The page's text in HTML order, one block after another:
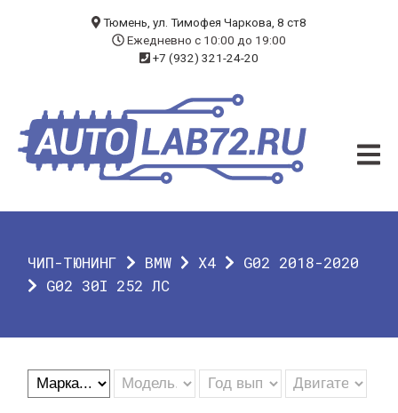
ЧИП-ТЮНИНГ
ДИАГНОСТИКА
О КОМПАНИИ
ГАРАНТИЯ
Тюмень, ул. Тимофея Чаркова, 8 ст8
Ежедневно с 10:00 до 19:00
+7 (932) 321-24-20
ЧИП-ТЮНИНГ BMW X4
G02 2018-2020
G02 30I 252 ЛС